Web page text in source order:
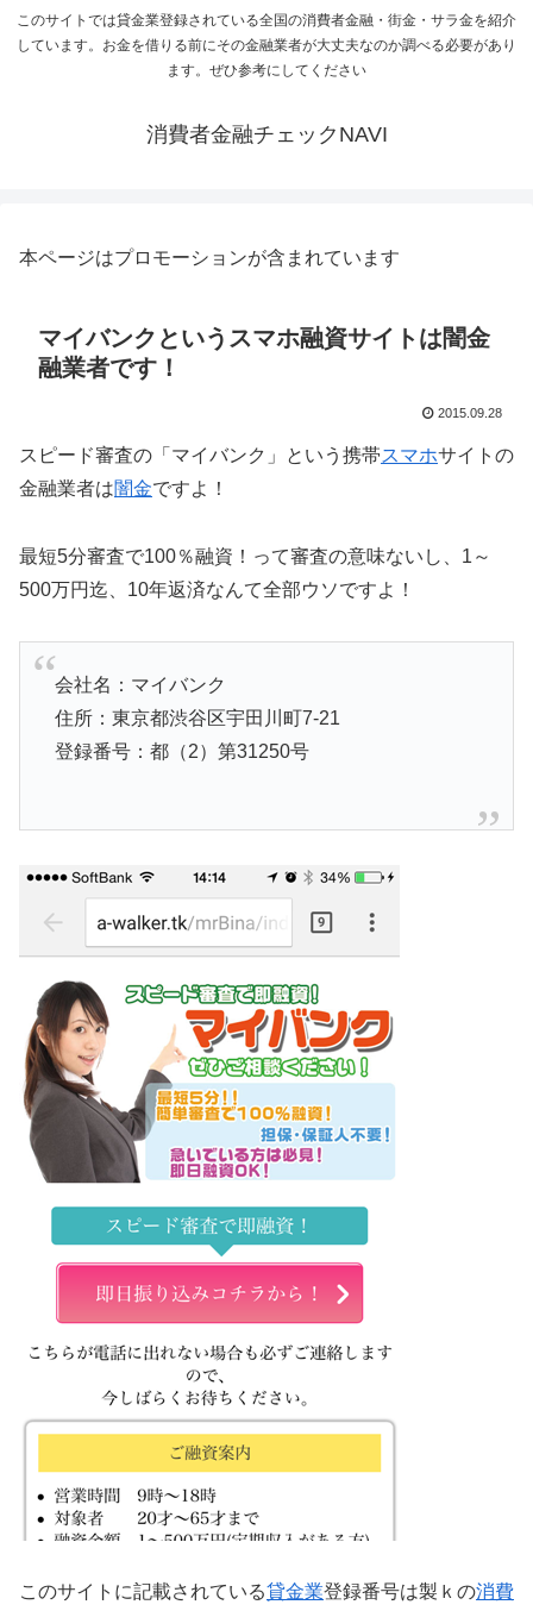
このサイトでは貸金業登録されている全国の消費者金融・街金・サラ金を紹介
しています。お金を借りる前にその金融業者が大丈夫なのか調べる必要があり
ます。ぜひ参考にしてください
消費者金融チェックNAVI
本ページはプロモーションが含まれています
マイバンクというスマホ融資サイトは闇金
融業者です！
2015.09.28
スピード審査の「マイバンク」という携帯スマホサイトの
金融業者は闇金ですよ！
最短5分審査で100％融資！って審査の意味ないし、1～
500万円迄、10年返済なんて全部ウソですよ！
会社名：マイバンク
住所：東京都渋谷区宇田川町7-21
登録番号：都（2）第31250号
このサイトに記載されている貸金業登録番号は製ｋの消費